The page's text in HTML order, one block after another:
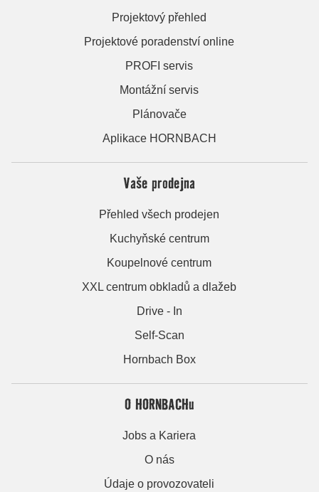
Projektový přehled
Projektové poradenství online
PROFI servis
Montážní servis
Plánovače
Aplikace HORNBACH
Vaše prodejna
Přehled všech prodejen
Kuchyňské centrum
Koupelnové centrum
XXL centrum obkladů a dlažeb
Drive - In
Self-Scan
Hornbach Box
O HORNBACHu
Jobs a Kariera
O nás
Údaje o provozovateli